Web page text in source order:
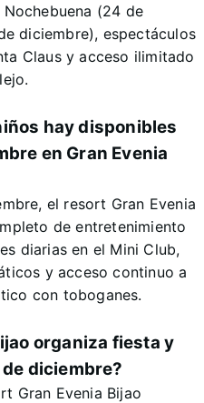
(24 de
diciembre), espectáculos
Claus y acceso ilimitado
hay disponibles
en Gran Evenia
el resort Gran Evenia
de entretenimiento
diarias en el Mini Club,
y acceso continuo a
con toboganes.
organiza fiesta y
de diciembre?
Gran Evenia Bijao